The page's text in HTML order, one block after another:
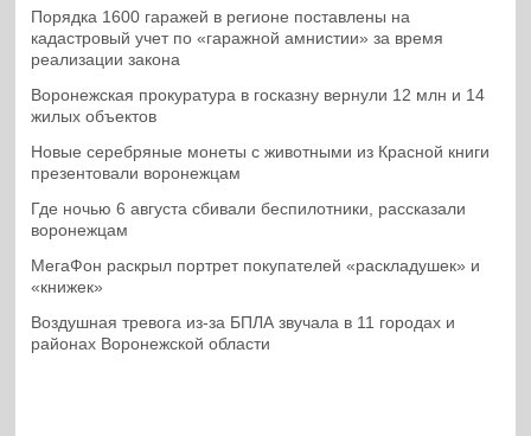
Порядка 1600 гаражей в регионе поставлены на
кадастровый учет по «гаражной амнистии» за время
реализации закона
Воронежская прокуратура в госказну вернули 12 млн и 14
жилых объектов
Новые серебряные монеты с животными из Красной книги
презентовали воронежцам
Где ночью 6 августа сбивали беспилотники, рассказали
воронежцам
МегаФон раскрыл портрет покупателей «раскладушек» и
«книжек»
Воздушная тревога из-за БПЛА звучала в 11 городах и
районах Воронежской области